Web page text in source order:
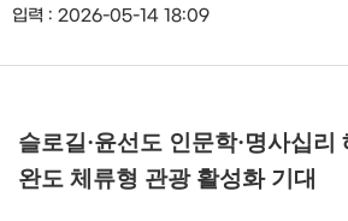
입력 : 2026-05-14 18:09
슬로길 ·윤선도 인문학·명사십리
완도 체류형 관광 활성화 기대